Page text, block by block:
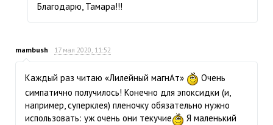
Благодарю, Тамара!!!
mambush 17 мая 2020, 11:52
Каждый раз читаю «Лилейный магнАт»
Очень
симпатично получилось! Конечно для эпоксидки (и,
например, суперклея) пленочку обязательно нужно
использовать: уж очень они текучие
Я маленький